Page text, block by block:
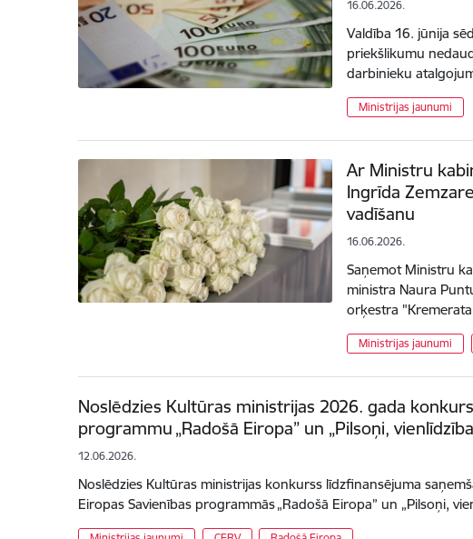
16.06.2026.
Valdība 16. jūnija
priekšlikumu
darbinieku
Ministrijas jaunumi
Ar Ministru
Ingrīda
vadīšanu
16.06.2026.
Saņemot Ministru
ministra Naura
orķestra
Ministrijas jaunumi
Noslēdzies Kultūras ministrijas 2026. gada
programmu „Radošā Eiropa” un „Pilsoņi,
12.06.2026.
Noslēdzies Kultūras ministrijas konkurss līdzfinansējuma
Eiropas Savienības programmās „Radošā Eiropa” un „Pilsoņi,